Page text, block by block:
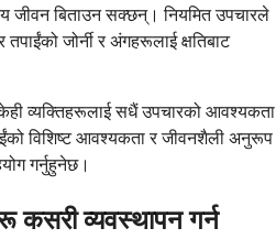
जीवन बिताउन सक्छन्। नियमित उपचारले
जोर्नी र अंगहरूलाई क्षतिबाट
व्यक्तिहरूलाई सधैं उपचारको आवश्यकता
विशिष्ट आवश्यकता र जीवनशैली अनुरूप
गर्नुहुनेछ।
कसरी व्यवस्थापन गर्न